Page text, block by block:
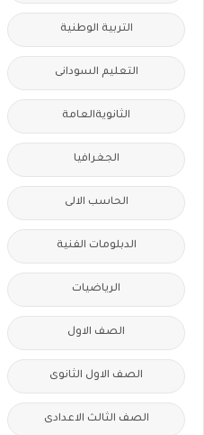
التربية الوطنية
التعليم السودانى
الثانويةالعامة
الجغرافيا
الحاسب الالى
الدبلومات الفنية
الرياضيات
الصف الاول
الصف الاول الثانوى
الصف الثالث الاعدادى